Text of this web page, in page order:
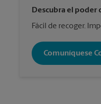
Descubra el poder
Fácil de recoger.
Comuníquese